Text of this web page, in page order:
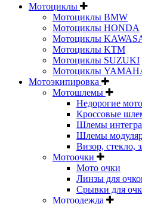
Мотоциклы
Мотоциклы BMW
Мотоциклы HONDA
Мотоциклы
Мотоциклы KTM
Мотоциклы SUZUKI
Мотоциклы
Мотоэкипировка
Мотошлемы
Недорогие
Кроссовые
Шлемы
Шлемы
Визор, стекло,
Мотоочки
Мото очки
Линзы для
Срывки для
Мотоодежда